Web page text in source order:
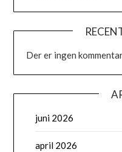
Der er ingen
juni 2026
april 2026